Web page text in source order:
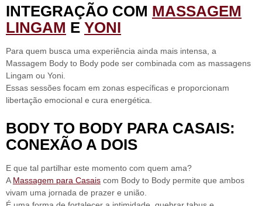
INTEGRAÇÃO COM MASSAGEM
LINGAM E YONI
Para quem busca uma experiência ainda mais intensa, a
Massagem Body to Body pode ser combinada com as massagens
Lingam ou Yoni.
Essas sessões focam em zonas específicas e proporcionam
libertação emocional e cura energética
BODY TO BODY PARA CASAIS:
CONEXÃO A DOIS
E que tal partilhar este momento com quem ama?
A Massagem para Casais com Body to Body permite que ambos
vivam uma jornada de prazer e união.